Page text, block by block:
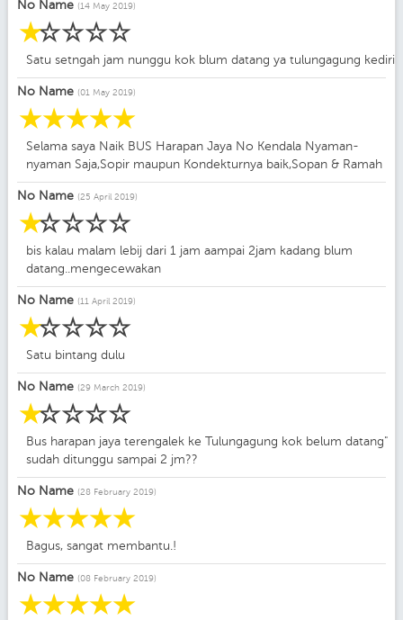
No Name (14 May 2019)
☆
☆
☆
☆
☆
Satu setngah jam nunggu kok blum datang ya tulungagung kediri
No Name (01 May 2019)
☆
☆
☆
☆
☆
Selama saya Naik BUS Harapan Jaya No Kendala Nyaman-
nyaman Saja,Sopir maupun Kondekturnya baik,Sopan & Ramah
No Name (25 April 2019)
☆
☆
☆
☆
☆
bis kalau malam lebij dari 1 jam aampai 2jam kadang blum
datang..mengecewakan
No Name (11 April 2019)
☆
☆
☆
☆
☆
Satu bintang dulu
No Name (29 March 2019)
☆
☆
☆
☆
☆
Bus harapan jaya terengalek ke Tulungagung kok belum datang"
sudah ditunggu sampai 2 jm??
No Name (28 February 2019)
☆
☆
☆
☆
☆
Bagus, sangat membantu.!
No Name (08 February 2019)
☆
☆
☆
☆
☆